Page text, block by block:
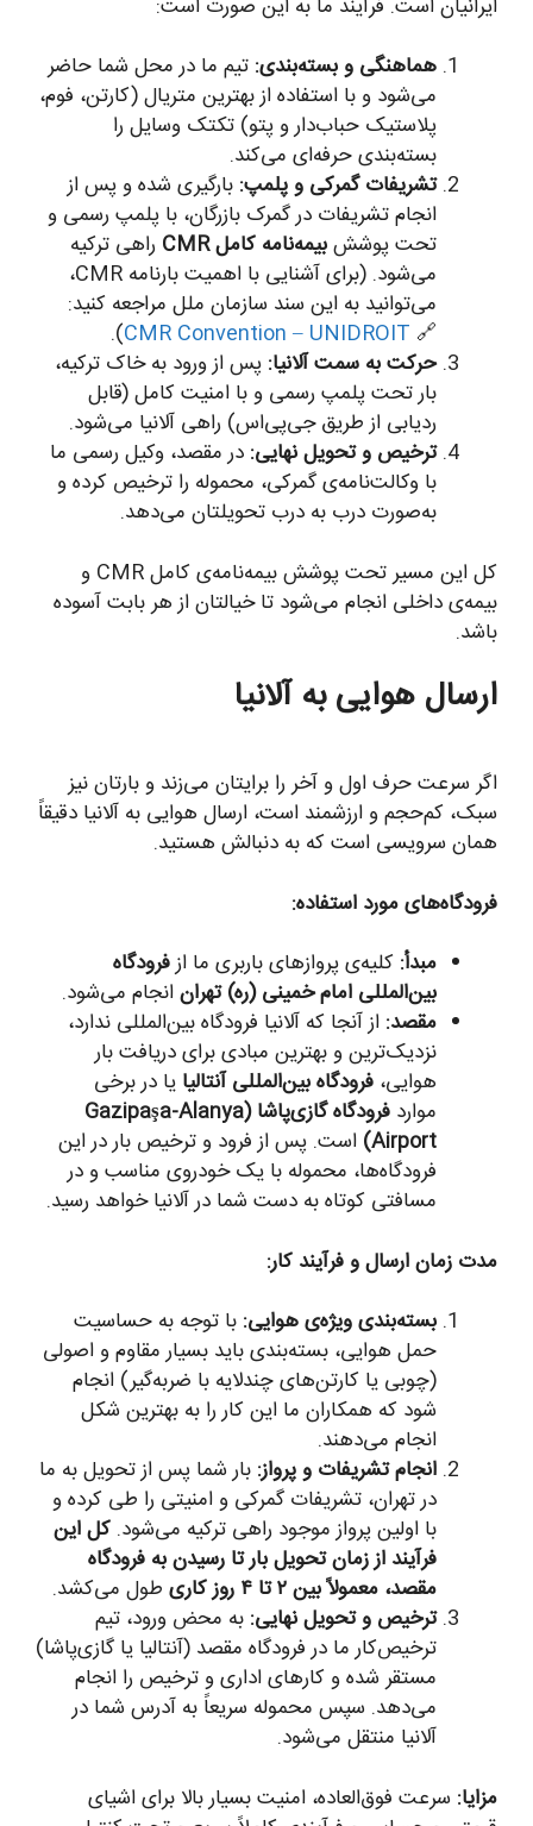
ایرانیان است. فرآیند ما به این صورت است:
هماهنگی و بسته‌بندی: تیم ما در محل شما حاضر
می‌شود و با استفاده از بهترین متریال (کارتن، فوم،
پلاستیک حباب‌دار و پتو) تکتک وسایل را
بسته‌بندی حرفه‌ای می‌کند.
تشریفات گمرکی و پلمپ: بارگیری شده و پس از
انجام تشریفات در گمرک بازرگان، با پلمپ رسمی و
تحت پوششبیمه‌نامه کامل CMR
راهی ترکیه
می‌شود. (برای آشنایی با اهمیت بارنامه CMR،
می‌توانید به این سند سازمان ملل مراجعه کنید:
🔗
CMR Convention – UNIDROIT
).
حرکت به سمت آلانیا: پس از ورود به خاک ترکیه،
بار تحت پلمپ رسمی و با امنیت کامل (قابل
ردیابی از طریق جی‌پی‌اس) راهی آلانیا می‌شود.
ترخیص و تحویل نهایی: در مقصد، وکیل رسمی ما
با وکالت‌نامه‌ی گمرکی، محموله را ترخیص کرده و
به‌صورت درب به درب تحویلتان می‌دهد.
کل این مسیر تحت پوشش بیمه‌نامه‌ی کامل CMR و
بیمه‌ی داخلی انجام می‌شود تا خیالتان از هر بابت آسوده
باشد.
ارسال هوایی به آلانیا
اگر سرعت حرف اول و آخر را برایتان می‌زند و بارتان نیز
سبک، کم‌حجم و ارزشمند است، ارسال هوایی به آلانیا دقیقاً
همان سرویسی است که به دنبالش هستید.
فرودگاه‌های مورد استفاده:
مبدأ: کلیه‌ی پروازهای باربری ما ازفرودگاه
بین‌المللی امام خمینی (ره) تهرانانجام می‌شود.
مقصد: از آنجا که آلانیا فرودگاه بین‌المللی ندارد،
نزدیک‌ترین و بهترین مبادی برای دریافت بار
هوایی، فرودگاه بین‌المللی آنتالیا یا در برخی
موارد
فرودگاه گازی‌پاشا (Gazipaşa-Alanya
Airport) است. پس از فرود و ترخیص بار در این
فرودگاه‌ها، محموله با یک خودروی مناسب و در
مسافتی کوتاه به دست شما در آلانیا خواهد رسید.
مدت زمان ارسال و فرآیند کار:
بسته‌بندی ویژه‌ی هوایی: با توجه به حساسیت
حمل هوایی، بسته‌بندی باید بسیار مقاوم و اصولی
(چوبی یا کارتن‌های چندلایه با ضربه‌گیر) انجام
شود که همکاران ما این کار را به بهترین شکل
انجام می‌دهند.
انجام تشریفات و پرواز: بار شما پس از تحویل به ما
در تهران، تشریفات گمرکی و امنیتی را طی کرده و
با اولین پرواز موجود راهی ترکیه می‌شود. کل این
فرآیند از زمان تحویل بار تا رسیدن به فرودگاه
مقصد، معمولاً بین ۲ تا ۴ روز کاری
طول می‌کشد.
ترخیص و تحویل نهایی: به محض ورود، تیم
ترخیص‌کار ما در فرودگاه مقصد (آنتالیا یا گازی‌پاشا)
مستقر شده و کارهای اداری و ترخیص را انجام
می‌دهد. سپس محموله سریعاً به آدرس شما در
آلانیا منتقل می‌شود.
مزایا: سرعت فوق‌العاده، امنیت بسیار بالا برای اشیای